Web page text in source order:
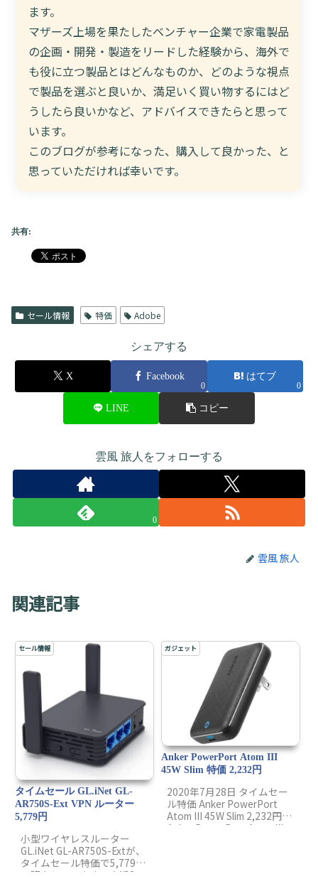
ます。
マザーズ上場を果たしたベンチャー企業で家電製品
の企画・開発・製造をリードした経験から、海外で
も役に立つ製品とはどんなものか、どのような視点
で製品を選ぶと良いか、満足いく買い物するにはど
うしたら良いかなど、アドバイスできたらと思って
います。
このブログが参考になった、購入して良かった、と
思っていただければ幸いです。
共有:
セール情報 特価 Adobe
シェアする
X Facebook
0
はてブ
0
LINE コピー
雲風 旅人をフォローする
0
雲風 旅人
関連記事
セール情報
タイムセール GL.iNet GL-
AR750S-Ext VPN ルーター
5,779円
小型ワイヤレスルーター
GL.iNet GL-AR750S-Extが、
タイムセール特価で5,779円
で販売しています。直近3ヶ
ガジェット
Anker PowerPort Atom III
45W Slim 特価 2,232円
2020年7月28日 タイムセー
ル特価 Anker PowerPort
Atom III 45W Slim 2,232円
Anker PowerPort Atom III